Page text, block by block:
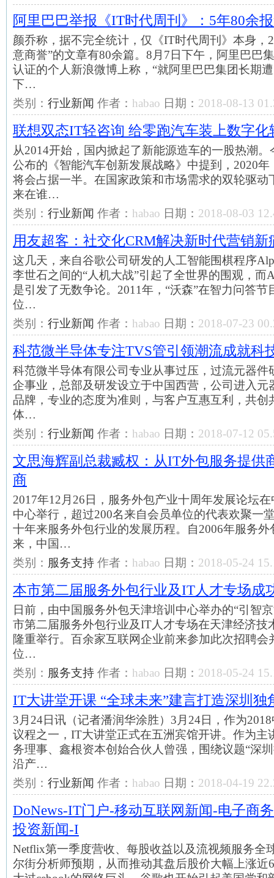
阿里巴巴举报《IT时代周刊》：5年80余
颜乔称，据不完全统计，仅《IT时代周刊》本身，
意商誉”的文章有80余篇。8月7日下午，阿里巴巴
认证的个人新浪微博上称，“就阿里巴巴集团长期
下…
类别： 行业新闻 作者： habao 日期： 2018-08-13
联想双态IT轻咨询 给零跑汽车装上数字化
从2014开始，国内掀起了新能源造车的一股热潮
公布的《智能汽车创新发展战略》中提到，2020
将会占据一半。在国家政策和市场需求的双轮驱动
来在谁…
类别： 行业新闻 作者： habao 日期： 2018-08-03
用友超客：社交化CRM解决新时代营销新
这几天，来自谷歌公司研发的人工智能围棋程序
李世石之间的“人机大战”引起了全世界的围观，而
是引发了无数争论。2011年，“沃森”在智力问答
位…
类别： 行业新闻 作者： habao 日期： 2018-07-23
科范微半导体专注TVS管引领潮流成就科
科范微半导体有限公司专业从事过压，过流元器件
企事业，总部及研发设立于中国西营，公司进入元
品牌，专业的态度为准则，与客户互惠互利，共创
体…
类别： 行业新闻 作者： habao 日期： 2018-07-12
文思海辉副总裁臧权：从IT外包服务提供
商
2017年12月26日，服务外包产业十周年发展论坛
中心举行，超过200名来自会员单位的代表欢聚一
十年来服务外包行业的发展历程。自2006年服务
来，中国…
类别： 服务支持 作者： habao 日期： 2018-05-24
本市第二届服务外包行业及IT人才专场成
日前，由中国服务外包天津培训中心举办的“引智
市第二届服务外包行业及IT人才专场在天津经济技
隆重举行。百余家互联网企业前来参加此次招聘会
位…
类别： 服务支持 作者： habao 日期： 2018-05-24
IT大讲堂开课 “全球未来”建言打造深圳独
3月24日讯（记者潘润华涂胜）3月24日，作为
议程之一，IT大讲堂正式在五洲宾馆开讲。作为主
务理事、鑫根资本创始合伙人曾强，围绕议题“深
沿产…
类别： 行业新闻 作者： habao 日期： 2018-04-19
DoNews-IT门户-移动互联网新闻-电子商
投资新闻-I
Netflix第一季度营收、每股收益以及流视频服务全
尔街分析师预期，从而推动其盘后股价大幅上涨近